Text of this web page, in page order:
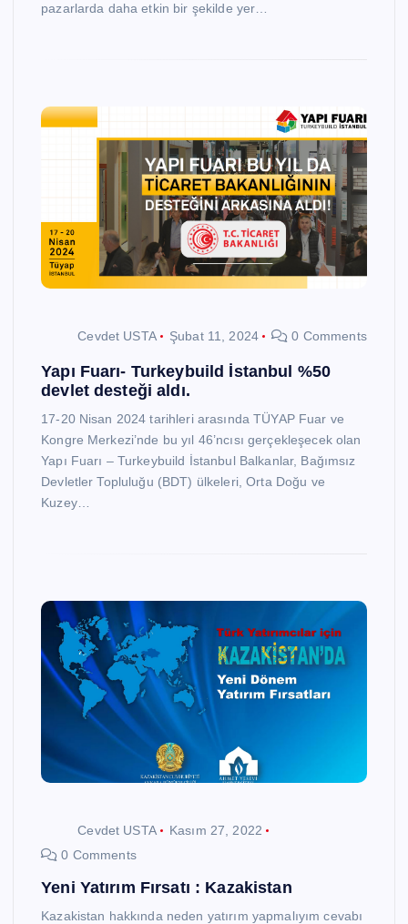
pazarlarda daha etkin bir şekilde yer…
Cevdet USTA Şubat 11, 2024 0 Comments
Yapı Fuarı- Turkeybuild İstanbul %50
devlet desteği aldı.
17-20 Nisan 2024 tarihleri arasında TÜYAP Fuar ve
Kongre Merkezi’nde bu yıl 46’ncısı gerçekleşecek olan
Yapı Fuarı – Turkeybuild İstanbul Balkanlar, Bağımsız
Devletler Topluluğu (BDT) ülkeleri, Orta Doğu ve
Kuzey…
Cevdet USTA
Kasım 27, 2022
0 Comments
Yeni Yatırım Fırsatı : Kazakistan
Kazakistan hakkında neden yatırım yapmalıyım cevabı